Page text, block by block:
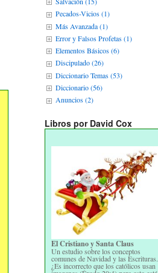
Pecados-Vicios (1)
Más Avanzada (1)
Error y Falsos Profetas (1)
Elementos Básicos (6)
Discipulado (26)
Diccionario Temas (53)
Diccionario (56)
Anuncios (2)
Libros por David Cox
El Cristiano y Santa Claus
Un estudio sobre los conceptos
comunes de Navidad y las Escrituras.
¿Es incorrecto que los católicos usan